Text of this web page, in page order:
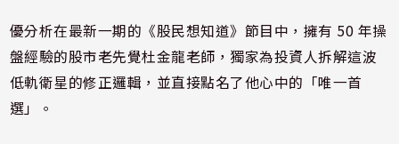
優分析在最新一期的《股民想知道》節目中，擁有 50 年操
盤經驗的股市老先覺杜金龍老師，獨家為投資人拆解這波
低軌衛星的修正邏輯，並直接點名了他心中的「唯一首
選」。